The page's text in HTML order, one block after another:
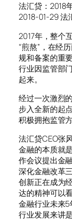
法汇贷：2018
2018-01-29 法
2017年，整个
“煎熬”，在经
规和备案的重
行业因监管部
起来。
经过一次激烈
步入全新的起
积极拥抱监管
法汇贷CEO张
金融的本质就
作会议提出金
深化金融改革
创新正在成为
达的精神可以
金融行业未来
行业发展来讲